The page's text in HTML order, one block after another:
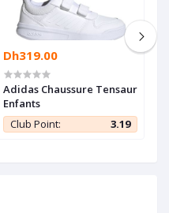
Dh319.00
Adidas Chaussure Tensaur
Enfants
Club Point:
3.19